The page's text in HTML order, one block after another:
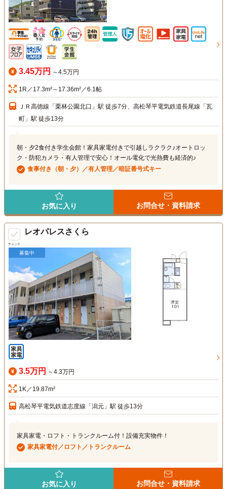
3.45万円 ～4.5万円
1R／17.3m²～17.36m²／6.1帖
ＪＲ高徳線「栗林公園北口」駅 徒歩7分、高松琴平電気鉄道長尾線「瓦
町」駅 徒歩13分
朝・夕2食付き学生会館！家具家電付きで引越しラクラク♪オートロッ
ク・防犯カメラ・有人管理で安心！オール電化で光熱費も経済的♪
食事付き（朝・夕）／有人管理／暗証番号式キー
お気に入り お問合せ・資料請求
チェック
レオパレスさくら
募集中
3.5万円 ～4.3万円
1K／19.87m²
高松琴平電気鉄道志度線「潟元」駅 徒歩13分
家具家電・ロフト・トランクルーム付！設備充実物件！
家具家電付／ロフト／トランクルーム
お気に入り お問合せ・資料請求